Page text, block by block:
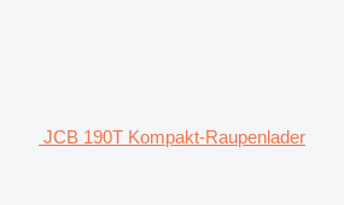
JCB 190T Kompakt-Raupenlader